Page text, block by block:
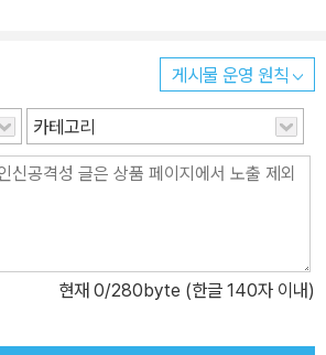
게시물 운영 원칙
카테고리
현재 0/280byte (한글 140자 이내)